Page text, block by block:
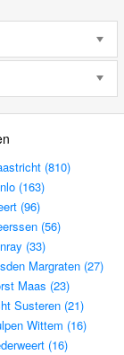
(810)
(163)
(96)
(56)
(33)
Margraten (27)
Maas (23)
Susteren (21)
Wittem (16)
(16)